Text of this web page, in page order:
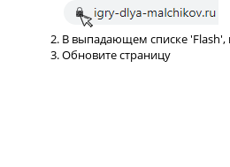
В выпадающем списке
Обновите страницу